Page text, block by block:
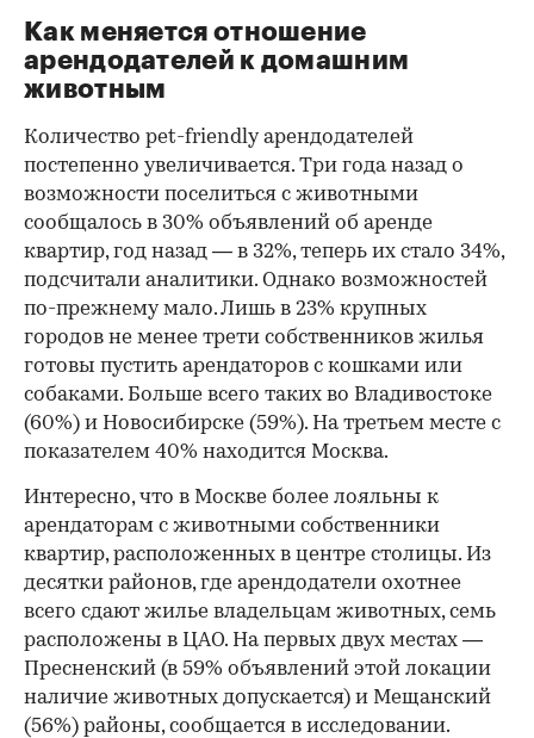
Как меняется отношение
арендодателей к домашним
животным
Количество pet-friendly арендодателей
постепенно увеличивается. Три года назад о
возможности поселиться с животными
сообщалось в 30% объявлений об аренде
квартир, год назад — в 32%, теперь их стало 34%,
подсчитали аналитики. Однако возможностей
по-прежнему мало. Лишь в 23% крупных
городов не менее трети собственников жилья
готовы пустить арендаторов с кошками или
собаками. Больше всего таких во Владивостоке
(60%) и Новосибирске (59%). На третьем месте с
показателем 40% находится Москва.
Интересно, что в Москве более лояльны к
арендаторам с животными собственники
квартир, расположенных в центре столицы. Из
десятки районов, где арендодатели охотнее
всего сдают жилье владельцам животных, семь
расположены в ЦАО. На первых двух местах —
Пресненский (в 59% объявлений этой локации
наличие животных допускается) и Мещанский
(56%) районы, сообщается в исследовании.